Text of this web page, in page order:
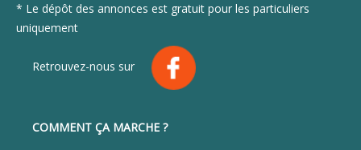
* Le dépôt des annonces est gratuit pour les particuliers
uniquement
Retrouvez-nous sur
COMMENT ÇA MARCHE ?